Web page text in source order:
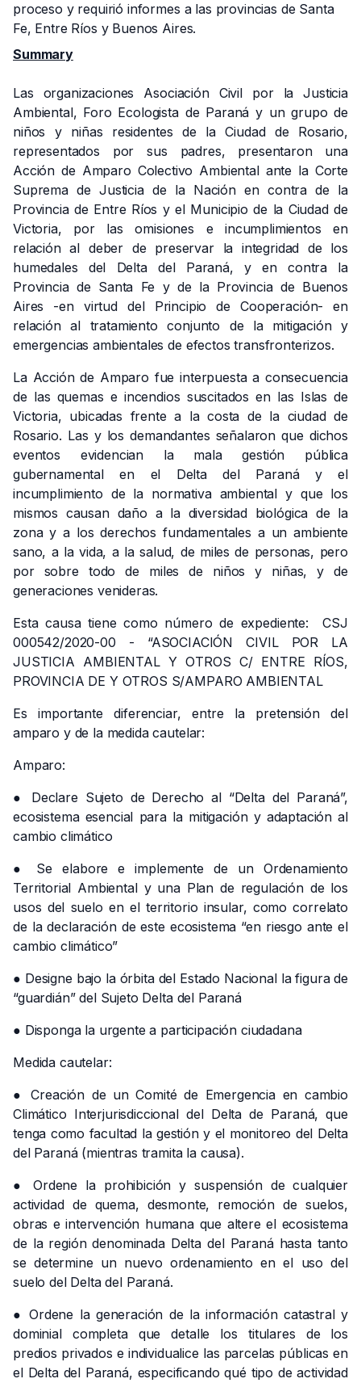
proceso y requirió informes a las provincias de Santa
Fe, Entre Ríos y Buenos Aires.
Summary
Las organizaciones Asociación Civil por la Justicia
Ambiental, Foro Ecologista de Paraná y un grupo de
niños y niñas residentes de la Ciudad de Rosario,
representados por sus padres, presentaron una
Acción de Amparo Colectivo Ambiental ante la Corte
Suprema de Justicia de la Nación en contra de la
Provincia de Entre Ríos y el Municipio de la Ciudad de
Victoria, por las omisiones e incumplimientos en
relación al deber de preservar la integridad de los
humedales del Delta del Paraná, y en contra la
Provincia de Santa Fe y de la Provincia de Buenos
Aires -en virtud del Principio de Cooperación- en
relación al tratamiento conjunto de la mitigación y
emergencias ambientales de efectos transfronterizos.
La Acción de Amparo fue interpuesta a consecuencia
de las quemas e incendios suscitados en las Islas de
Victoria, ubicadas frente a la costa de la ciudad de
Rosario. Las y los demandantes señalaron que dichos
eventos evidencian la mala gestión pública
gubernamental en el Delta del Paraná y el
incumplimiento de la normativa ambiental y que los
mismos causan daño a la diversidad biológica de la
zona y a los derechos fundamentales a un ambiente
sano, a la vida, a la salud, de miles de personas, pero
por sobre todo de miles de niños y niñas, y de
generaciones venideras.
Esta causa tiene como número de expediente: CSJ
000542/2020-00 - “ASOCIACIÓN CIVIL POR LA
JUSTICIA AMBIENTAL Y OTROS C/ ENTRE RÍOS,
PROVINCIA DE Y OTROS S/AMPARO AMBIENTAL
Es importante diferenciar, entre la pretensión del
amparo y de la medida cautelar:
Amparo:
● Declare Sujeto de Derecho al “Delta del Paraná”,
ecosistema esencial para la mitigación y adaptación al
cambio climático
● Se elabore e implemente de un Ordenamiento
Territorial Ambiental y una Plan de regulación de los
usos del suelo en el territorio insular, como correlato
de la declaración de este ecosistema “en riesgo ante el
cambio climático”
● Designe bajo la órbita del Estado Nacional la figura de
“guardián” del Sujeto Delta del Paraná
● Disponga la urgente a participación ciudadana
Medida cautelar:
● Creación de un Comité de Emergencia en cambio
Climático Interjurisdiccional del Delta de Paraná, que
tenga como facultad la gestión y el monitoreo del Delta
del Paraná (mientras tramita la causa).
● Ordene la prohibición y suspensión de cualquier
actividad de quema, desmonte, remoción de suelos,
obras e intervención humana que altere el ecosistema
de la región denominada Delta del Paraná hasta tanto
se determine un nuevo ordenamiento en el uso del
suelo del Delta del Paraná.
● Ordene la generación de la información catastral y
dominial completa que detalle los titulares de los
predios privados e individualice las parcelas públicas en
el Delta del Paraná, especificando qué tipo de actividad